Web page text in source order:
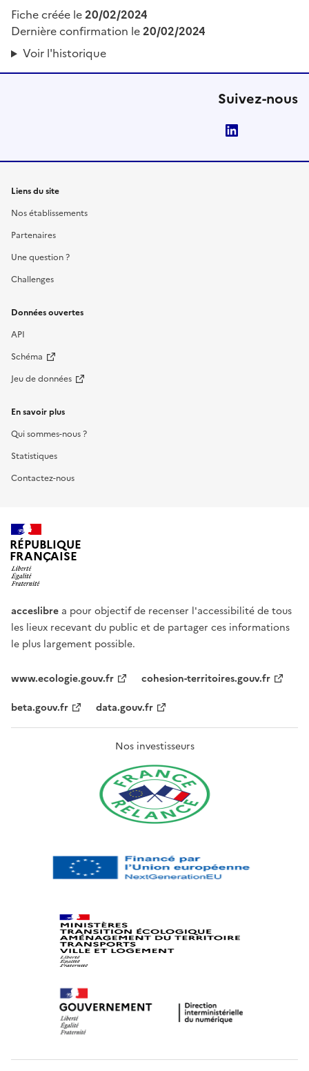
Fiche créée le20/02/2024
Dernière confirmation le20/02/2024
Voir l'historique
Suivez-nous
Liens du site
Nos établissements
Partenaires
Une question ?
Challenges
Données ouvertes
API
Schéma
Jeu de données
En savoir plus
Qui sommes-nous ?
Statistiques
Contactez-nous
RÉPUBLIQUE
FRANÇAISE
acceslibre a pour objectif de recenser l'accessibilité de tous
les lieux recevant du public et de partager ces informations
le plus largement possible.
www.ecologie.gouv.fr
cohesion-territoires.gouv.fr
beta.gouv.fr
data.gouv.fr
Nos investisseurs